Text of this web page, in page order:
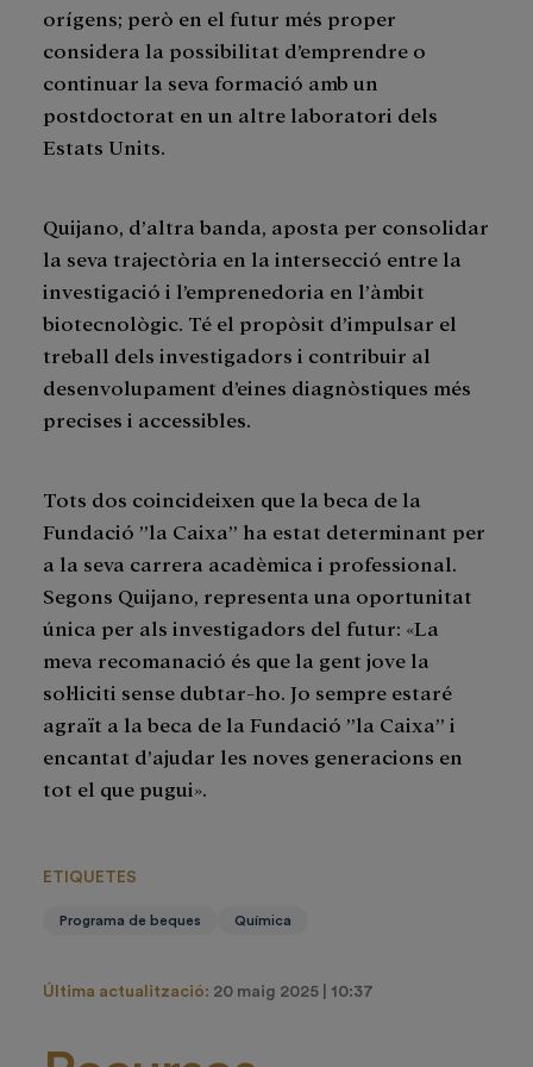
orígens; però en el futur més proper
considera la possibilitat d’emprendre o
continuar la seva formació amb un
postdoctorat en un altre laboratori dels
Estats Units.
Quijano, d’altra banda, aposta per consolidar
la seva trajectòria en la intersecció entre la
investigació i l’emprenedoria en l’àmbit
biotecnològic. Té el propòsit d’impulsar el
treball dels investigadors i contribuir al
desenvolupament d’eines diagnòstiques més
precises i accessibles.
Tots dos coincideixen que la beca de la
Fundació ”la Caixa” ha estat determinant per
a la seva carrera acadèmica i professional.
Segons Quijano, representa una oportunitat
única per als investigadors del futur: «La
meva recomanació és que la gent jove la
sol·liciti sense dubtar-ho. Jo sempre estaré
agraït a la beca de la Fundació ”la Caixa” i
encantat d’ajudar les noves generacions en
tot el que pugui».
ETIQUETES
Programa de beques Química
Última actualització: 20 maig 2025 | 10:37